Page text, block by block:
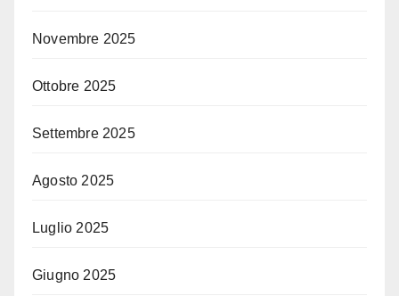
Novembre 2025
Ottobre 2025
Settembre 2025
Agosto 2025
Luglio 2025
Giugno 2025